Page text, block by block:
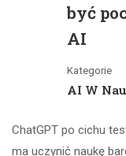
być
AI
Kategorie
AI W
ChatGPT po cichu
ma uczynić naukę